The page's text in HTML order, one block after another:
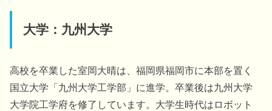
大学：九州大学
高校を卒業した室岡大晴は、福岡県福岡市に本部を置く
国立大学「九州大学工学部」に進学。卒業後は九州大学
大学院工学府を修了しています。大学生時代はロボット